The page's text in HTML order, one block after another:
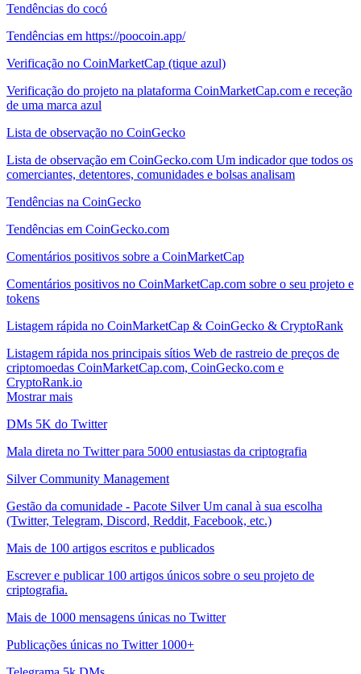
Tendências do cocó
Tendências em https://poocoin.app/
Verificação no CoinMarketCap (tique azul)
Verificação do projeto na plataforma CoinMarketCap.com e receção
de uma marca azul
Lista de observação no CoinGecko
Lista de observação em CoinGecko.com Um indicador que todos os
comerciantes, detentores, comunidades e bolsas analisam
Tendências na CoinGecko
Tendências em CoinGecko.com
Comentários positivos sobre a CoinMarketCap
Comentários positivos no CoinMarketCap.com sobre o seu projeto e
tokens
Listagem rápida no CoinMarketCap & CoinGecko & CryptoRank
Listagem rápida nos principais sítios Web de rastreio de preços de
criptomoedas CoinMarketCap.com, CoinGecko.com e
CryptoRank.io
Mostrar mais
DMs 5K do Twitter
Mala direta no Twitter para 5000 entusiastas da criptografia
Silver Community Management
Gestão da comunidade - Pacote Silver Um canal à sua escolha
(Twitter, Telegram, Discord, Reddit, Facebook, etc.)
Mais de 100 artigos escritos e publicados
Escrever e publicar 100 artigos únicos sobre o seu projeto de
criptografia.
Mais de 1000 mensagens únicas no Twitter
Publicações únicas no Twitter 1000+